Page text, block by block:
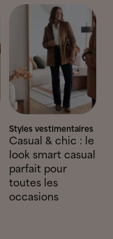
Styles vestimentaires
Casual & chic : le
look smart casual
parfait pour
toutes les
occasions